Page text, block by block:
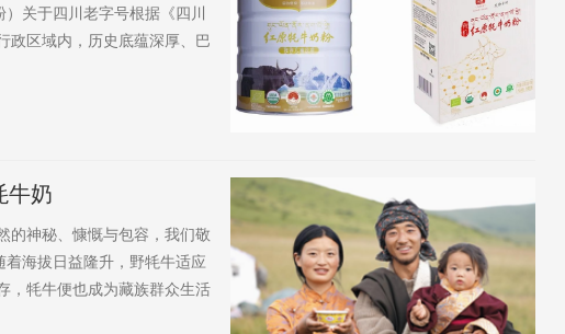
关于四川老字号根据《四川
政区域内，历史底蕴深厚、巴
牛奶
的神秘、慷慨与包容，我们敬
海拔日益隆升，野牦牛适应
，牦牛便也成为藏族群众生活